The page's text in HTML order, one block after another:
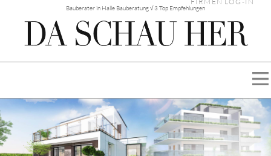
Bauberater in Halle Bauberatung √ 3 Top Empfehlungen